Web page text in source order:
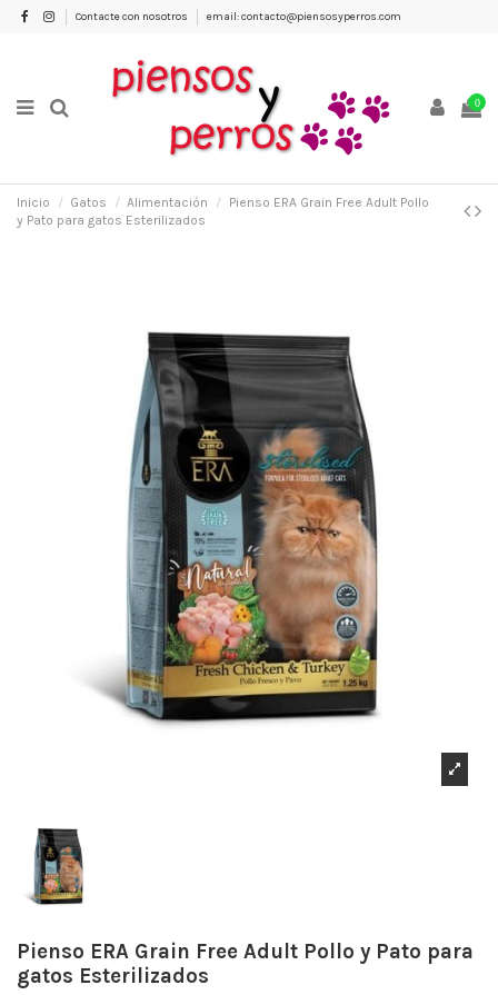
Contacte con nosotros email: contacto@piensosyperros.com
0
Inicio Gatos Alimentación
Pienso ERA Grain Free Adult Pollo
y Pato para gatos Esterilizados
Pienso ERA Grain Free Adult Pollo y Pato para
gatos Esterilizados